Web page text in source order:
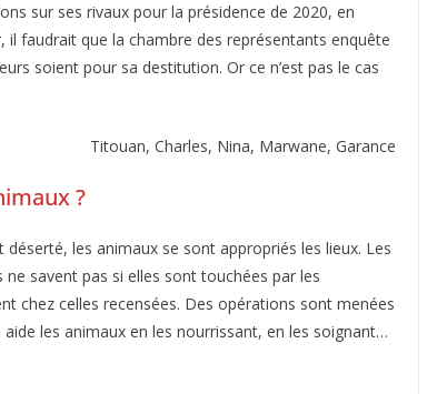
sur ses rivaux pour la présidence de 2020, en
faudrait que la chambre des représentants enquête
soient pour sa destitution. Or ce n’est pas le cas
Titouan, Charles, Nina, Marwane, Garance
?
les animaux se sont appropriés les lieux. Les
ne savent pas si elles sont touchées par les
chez celles recensées. Des opérations sont menées
les animaux en les nourrissant, en les soignant…